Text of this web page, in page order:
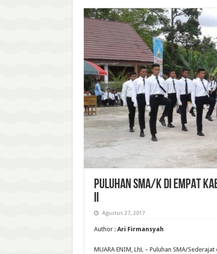
PULUHAN SMA/K DI EMPAT
II
Agustus 27, 2017
Author : Ari Firmansyah
MUARA ENIM, LhL – Puluhan SMA/Sederajat